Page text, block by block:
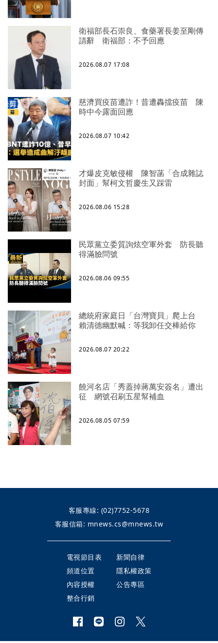
衛福部長石崇良、食藥署長姜至剛傳
請辭 衛福部：不予回應
2026.08.07 17:08
慈濟買疫苗遭詐！昔遭轟擋疫苗 陳
時中今露面回應
2026.08.07 10:42
才爆皮克敏侵權 陳智菡「合成雜誌
封面」幫柯文哲慶生又踩雷
2026.08.06 15:28
民眾黨立委質詢炫空軍外套 防長聽
得滿臉問號
2026.08.06 09:55
總統府家庭日「台灣寶貝」爬上台
賴清德幽默喊：等我卸任交棒給你
2026.08.07 20:22
饒河名店「秀蓋掉蔣萬安簽名」遭出
征 網號召刷五星幫補血
2026.08.05 07:59
客服專線: (02)7752-5678
客服信箱: mnews.cs@mnews.tw
電視節目表
新聞自律
頻道位置
隱私權政策
內容授權
公告專區
整合行銷